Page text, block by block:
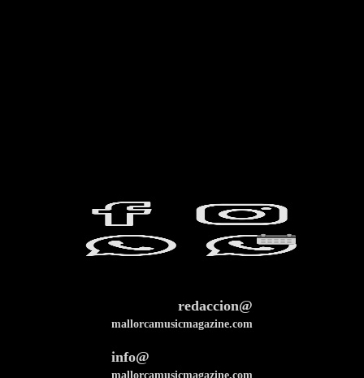
redaccion@
mallorcamusicmagazine.com
info@
mallorcamusicmagazine.com